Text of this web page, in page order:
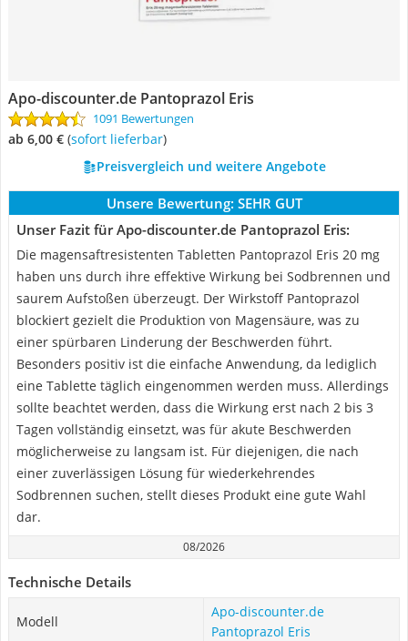
Apo-discounter.de Pantoprazol Eris
1091 Bewertungen
ab 6,00 € ( Sofort lieferbar)
Preisvergleich und weitere Angebote
Unsere Bewertung: SEHR GUT
Unser Fazit für Apo-discounter.de Pantoprazol Eris:
Die magensaftresistenten Tabletten Pantoprazol Eris 20 mg
haben uns durch ihre effektive Wirkung bei Sodbrennen und
saurem Aufstoßen überzeugt. Der Wirkstoff Pantoprazol
blockiert gezielt die Produktion von Magensäure, was zu
einer spürbaren Linderung der Beschwerden führt.
Besonders positiv ist die einfache Anwendung, da lediglich
eine Tablette täglich eingenommen werden muss. Allerdings
sollte beachtet werden, dass die Wirkung erst nach 2 bis 3
Tagen vollständig einsetzt, was für akute Beschwerden
möglicherweise zu langsam ist. Für diejenigen, die nach
einer zuverlässigen Lösung für wiederkehrendes
Sodbrennen suchen, stellt dieses Produkt eine gute Wahl
dar.
08/2026
Technische Details
Modell
Apo-discounter.de
Pantoprazol Eris